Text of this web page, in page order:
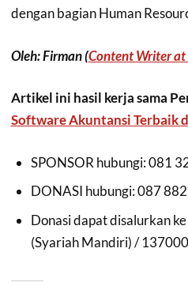
dengan bagian Human
Oleh: Firman (Content Writer
Artikel ini hasil kerja sama
Software Akuntansi Terbaik
SPONSOR hubungi: 081
DONASI hubungi: 087
Donasi dapat disalurkan
(Syariah Mandiri) /